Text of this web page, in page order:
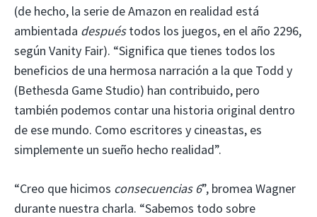
(de hecho, la serie de Amazon en realidad está
ambientada despuéstodos los juegos, en el año 2296,
según Vanity Fair). “Significa que tienes todos los
beneficios de una hermosa narración a la que Todd y
(Bethesda Game Studio) han contribuido, pero
también podemos contar una historia original dentro
de ese mundo. Como escritores y cineastas, es
simplemente un sueño hecho realidad”.
“Creo que hicimos consecuencias 6”, bromea Wagner
durante nuestra charla. “Sabemos todo sobre